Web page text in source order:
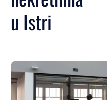
u Istri